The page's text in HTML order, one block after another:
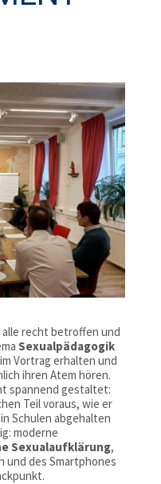
recht betroffen und
Sexualpädagogik
Vortrag erhalten und
ihren Atem hören.
spannend gestaltet:
Teil voraus, wie er
Schulen abgehalten
moderne
Sexualaufklärung,
und des Smartphones